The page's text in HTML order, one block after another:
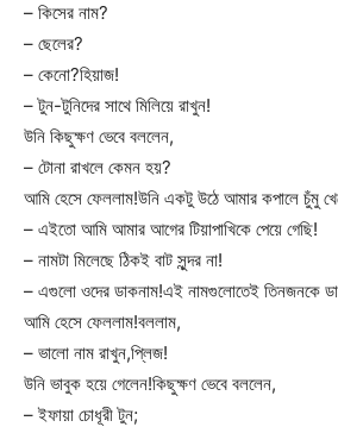
– কিসের নাম?
– ছেলের?
– কেনো?হিয়াজ!
– টুন-টুনিদের সাথে মিলিয়ে রাখুন!
উনি কিছুক্ষণ ভেবে বললেন,
– টোনা রাখলে কেমন হয়?
আমি হেসে ফেললাম!উনি একটু উঠে আমার কপালে চুঁমু
– এইতো আমি আমার আগের টিয়াপাখিকে পেয়ে গেছি!
– নামটা মিলেছে ঠিকই বাট সুন্দর না!
– এগুলো ওদের ডাকনাম!এই নামগুলোতেই তিনজনকে
আমি হেসে ফেললাম!বললাম,
– ভালো নাম রাখুন,প্লিজ!
উনি ভাবুক হয়ে গেলেন!কিছুক্ষণ ভেবে বললেন,
– ইফায়া চোধূরী টুন;